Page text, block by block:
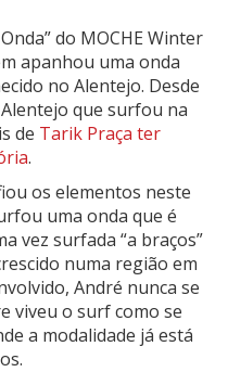
do MOCHE Winter
apanhou uma onda
no Alentejo. Desde
que surfou na
de Tarik Praça ter
.
os elementos neste
uma onda que é
vez surfada “a braços”
numa região em
André nunca se
viveu o surf como se
a modalidade já está